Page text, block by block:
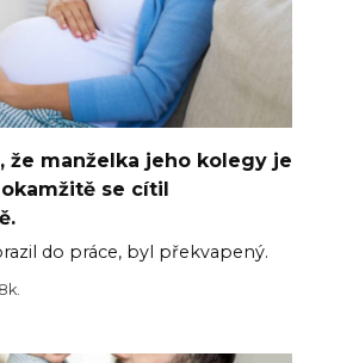
že manželka jeho kolegy je
se cítil
do práce, byl překvapený.